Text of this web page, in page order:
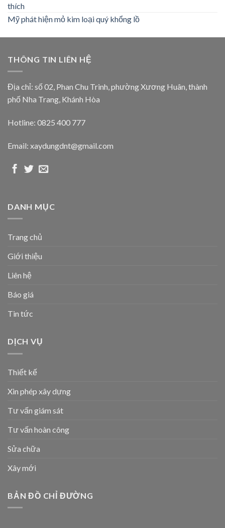
thích
Mỹ phát hiện mỏ kim loại quý khổng lồ
THÔNG TIN LIÊN HỆ
Địa chỉ: số 02, Phan Chu Trinh, phường Xương Huân, thành
phố Nha Trang, Khánh Hòa
Hotline: 0825 400 777
Email: xaydungdnt@gmail.com
DANH MỤC
Trang chủ
Giới thiệu
Liên hệ
Báo giá
Tin tức
DỊCH VỤ
Thiết kế
Xin phép xây dựng
Tư vấn giám sát
Tư vấn hoàn công
Sửa chữa
Xây mới
BẢN ĐỒ CHỈ ĐƯỜNG